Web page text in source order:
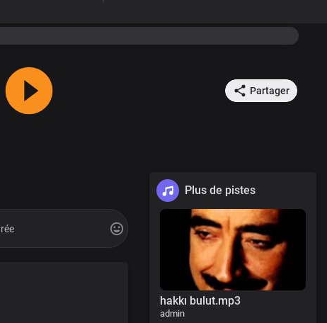
Partager
Plus de pistes
hakkı bulut.mp3
admin